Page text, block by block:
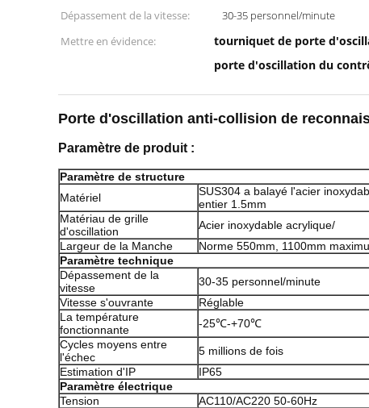
Dépassement de la vitesse:
30-35 personnel/minute
Mettre en évidence:
tourniquet de porte
porte d'oscillation du
Porte d'oscillation anti-collision de
Paramètre de produit :
Paramètre de structure
Matériel
SUS304 a balayé l'acier
entier 1.5mm
Matériau de grille
d'oscillation
Acier inoxydable acrylique/
Largeur de la Manche
Norme 550mm, 1100mm
Paramètre technique
Dépassement de la
vitesse
30-35 personnel/minute
Vitesse s'ouvrante
Réglable
La température
fonctionnante
-25℃-+70℃
Cycles moyens entre
l'échec
5 millions de fois
Estimation d'IP
IP65
Paramètre électrique
Tension
AC110/AC220 50-60Hz